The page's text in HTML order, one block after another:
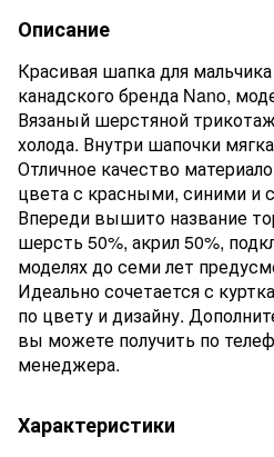
Описание
Красивая шапка для
канадского бренда Nano,
Вязаный шерстяной
холода. Внутри шапочки
Отличное качество
цвета с красными, синими и
Впереди вышито название
шерсть 50%, акрил 50%,
моделях до семи лет
Идеально сочетается с
по цвету и дизайну.
вы можете получить по
менеджера.
Характеристики